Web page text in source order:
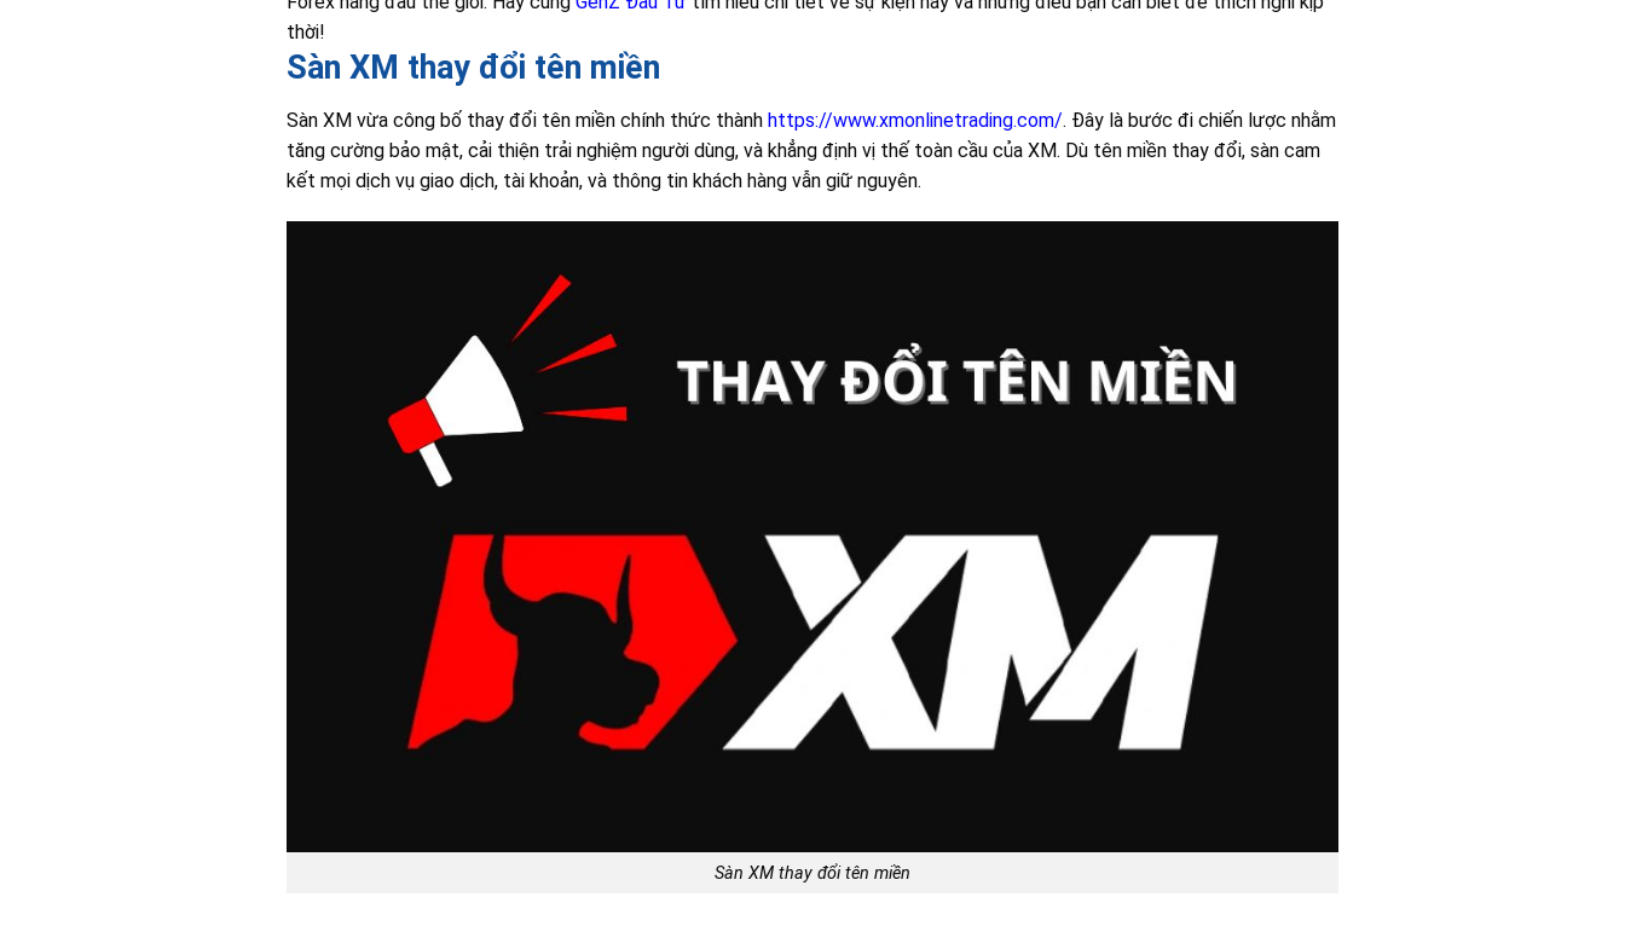
thời!
Sàn XM thay đổi tên miền
Sàn XM vừa công bố thay đổi tên miền chính thức thành https://www.xmonlinetrading.com/. Đây là bước đi chiến lược nhằm
tăng cường bảo mật, cải thiện trải nghiệm người dùng, và khẳng định vị thế toàn cầu của XM. Dù tên miền thay đổi, sàn cam
kết mọi dịch vụ giao dịch, tài khoản, và thông tin khách hàng vẫn giữ nguyên.
Sàn XM thay đổi tên miền